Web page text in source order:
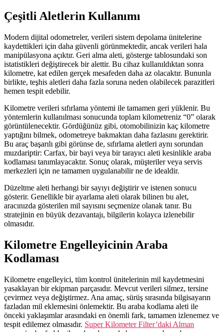
Çeşitli Aletlerin Kullanımı
Modern dijital odometreler, verileri sistem depolama ünitelerine
kaydettikleri için daha güvenli görünmektedir, ancak verileri hala
manipülasyona açıktır. Geri alma aleti, gösterge tablosundaki son
istatistikleri değiştirecek bir alettir. Bu cihaz kullanıldıktan sonra
kilometre, kat edilen gerçek mesafeden daha az olacaktır. Bununla
birlikte, teşhis aletleri daha fazla soruna neden olabilecek parazitleri
hemen tespit edebilir.
Kilometre verileri sıfırlama yöntemi ile tamamen geri yüklenir. Bu
yöntemlerin kullanılması sonucunda toplam kilometreniz “0” olarak
görüntülenecektir. Gördüğünüz gibi, otomobilinizin kaç kilometre
yaptığını bilmek, odometreye bakmaktan daha fazlasını gerektirir.
Bu araç başarılı gibi görünse de, sıfırlama aletleri aynı sorundan
muzdariptir: Carfax, bir bayi veya bir tarayıcı aleti kesinlikle araba
kodlaması tanımlayacaktır. Sonuç olarak, müşteriler veya servis
merkezleri için ne tamamen uygulanabilir ne de idealdir.
Düzeltme aleti herhangi bir sayıyı değiştirir ve istenen sonucu
gösterir. Genellikle bir ayarlama aleti olarak bilinen bu alet,
aracınızda gösterilen mil sayısını seçmenize olanak tanır. Bu
stratejinin en büyük dezavantajı, bilgilerin kolayca izlenebilir
olmasıdır.
Kilometre Engelleyicinin Araba
Kodlaması
Kilometre engelleyici, tüm kontrol ünitelerinin mil kaydetmesini
yasaklayan bir ekipman parçasıdır. Mevcut verileri silmez, tersine
çevirmez veya değiştirmez. Ana amaç, sürüş sırasında bilgisayarın
fazladan mil eklemesini önlemektir. Bu araba kodlama aleti ile
önceki yaklaşımlar arasındaki en önemli fark, tamamen izlenemez ve
tespit edilemez olmasıdır. Super Kilometer Filter’daki Alman